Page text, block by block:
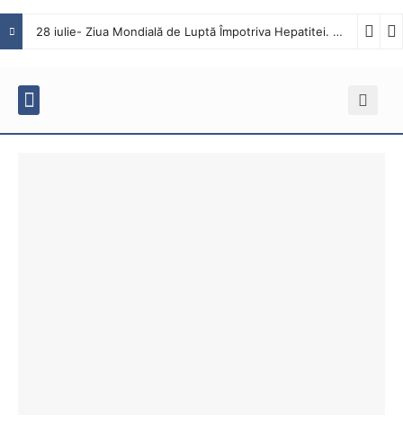
28 iulie- Ziua Mondială de Luptă Împotriva Hepatitei. Interviu cu dr. Octavian Tăbăcaru, medic specialist Boli Infecțioase în cadrul Spitalului Județean de Urgență Buzău